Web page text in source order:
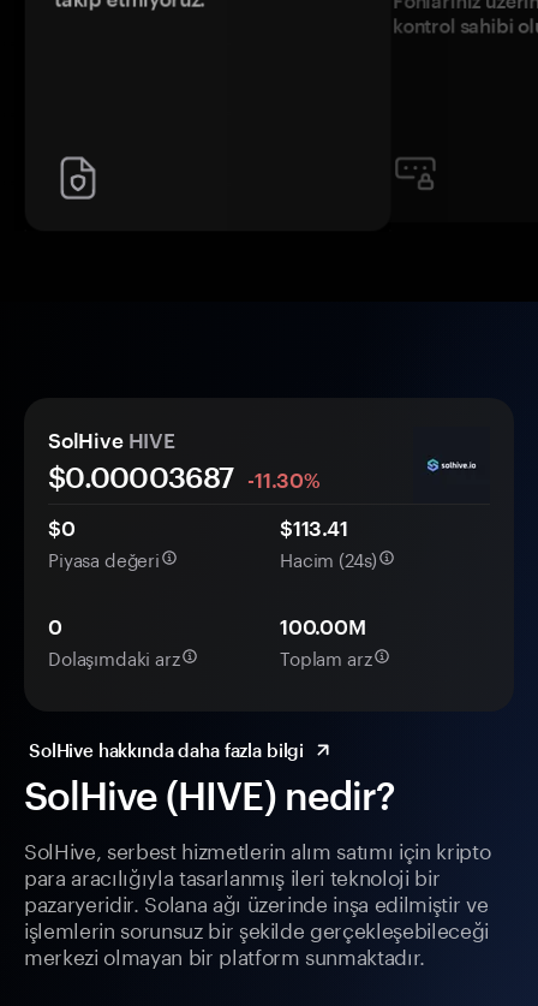
kontrol sahibi
SolHive (HIVE) nedir?
SolHive, serbest hizmetlerin alım satımı için kripto
para aracılığıyla tasarlanmış ileri teknoloji bir
pazaryeridir. Solana ağı üzerinde inşa edilmiştir ve
işlemlerin sorunsuz bir şekilde gerçekleşebileceği
merkezi olmayan bir platform sunmaktadır.
SolHive HIVE
$0.00003687
-11.30%
$0
Piyasa değeri
$113.41
Hacim (24s)
0
Dolaşımdaki arz
100.00M
Toplam arz
SolHive hakkında daha fazla bilgi